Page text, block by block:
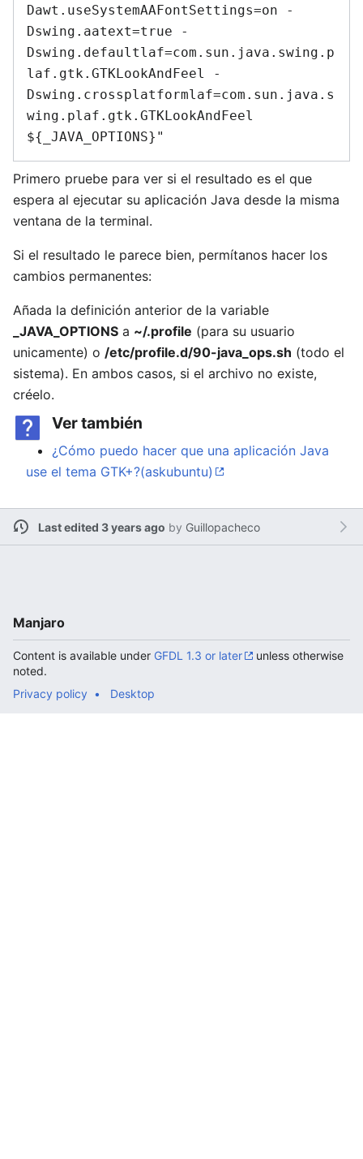
Dawt.useSystemAAFontSettings=on -
Dswing.aatext=true -
Dswing.defaultlaf=com.sun.java.swing.p
laf.gtk.GTKLookAndFeel -
Dswing.crossplatformlaf=com.sun.java.s
wing.plaf.gtk.GTKLookAndFeel
Primero pruebe para ver si el resultado es el que
espera al ejecutar su aplicación Java desde la misma
ventana de la terminal.
Si el resultado le parece bien, permítanos hacer los
cambios permanentes:
Añada la definición anterior de la variable
_JAVA_OPTIONS a ~/.profile (para su usuario
unicamente) o /etc/profile.d/90-java_ops.sh (todo el
sistema). En ambos casos, si el archivo no existe,
créelo.
Ver también
¿Cómo puedo hacer que una aplicación Java
use el tema GTK+?(askubuntu)
Last edited 3 years ago by Guillopacheco
Manjaro
Content is available under GFDL 1.3 or later
unless otherwise
noted.
Privacy policy
Desktop